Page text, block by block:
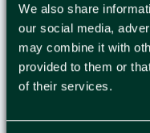
We also share
our social media,
may combine it with
provided to them or
of their services.
användning. Med
och andra
högkvalitativt
bucklor och rost.
fjäderbelastade